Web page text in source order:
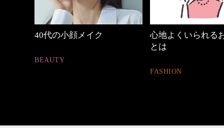
40代の小顔メイク
BEAUTY
心地よくいられる
とは
FASHION